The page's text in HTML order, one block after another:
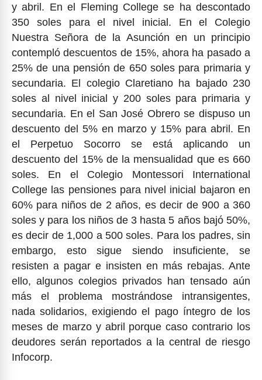
y abril. En el Fleming College se ha descontado
350 soles para el nivel inicial. En el Colegio
Nuestra Señora de la Asunción en un principio
contempló descuentos de 15%, ahora ha pasado a
25% de una pensión de 650 soles para primaria y
secundaria. El colegio Claretiano ha bajado 230
soles al nivel inicial y 200 soles para primaria y
secundaria. En el San José Obrero se dispuso un
descuento del 5% en marzo y 15% para abril. En
el Perpetuo Socorro se está aplicando un
descuento del 15% de la mensualidad que es 660
soles. En el Colegio Montessori International
College las pensiones para nivel inicial bajaron en
60% para niños de 2 años, es decir de 900 a 360
soles y para los niños de 3 hasta 5 años bajó 50%,
es decir de 1,000 a 500 soles. Para los padres, sin
embargo, esto sigue siendo insuficiente, se
resisten a pagar e insisten en más rebajas. Ante
ello, algunos colegios privados han tensado aún
más el problema mostrándose intransigentes,
nada solidarios, exigiendo el pago íntegro de los
meses de marzo y abril porque caso contrario los
deudores serán reportados a la central de riesgo
Infocorp.